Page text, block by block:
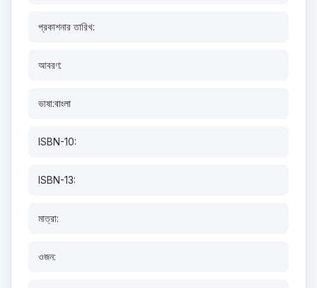
প্রকাশনার তারিখ:
আবরণ:
ভাষা:বাংলা
ISBN-10:
ISBN-13:
মাত্রা:
ওজন: